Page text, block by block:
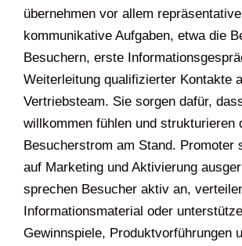
übernehmen vor allem
kommunikative Aufgaben, etwa die
Besuchern, erste
Weiterleitung qualifizierter Kontakte
Vertriebsteam. Sie sorgen dafür,
willkommen fühlen und strukturieren
Besucherstrom am Stand. Promoter
auf Marketing und Aktivierung
sprechen Besucher aktiv an,
Informationsmaterial oder
Gewinnspiele, Produktvorführungen